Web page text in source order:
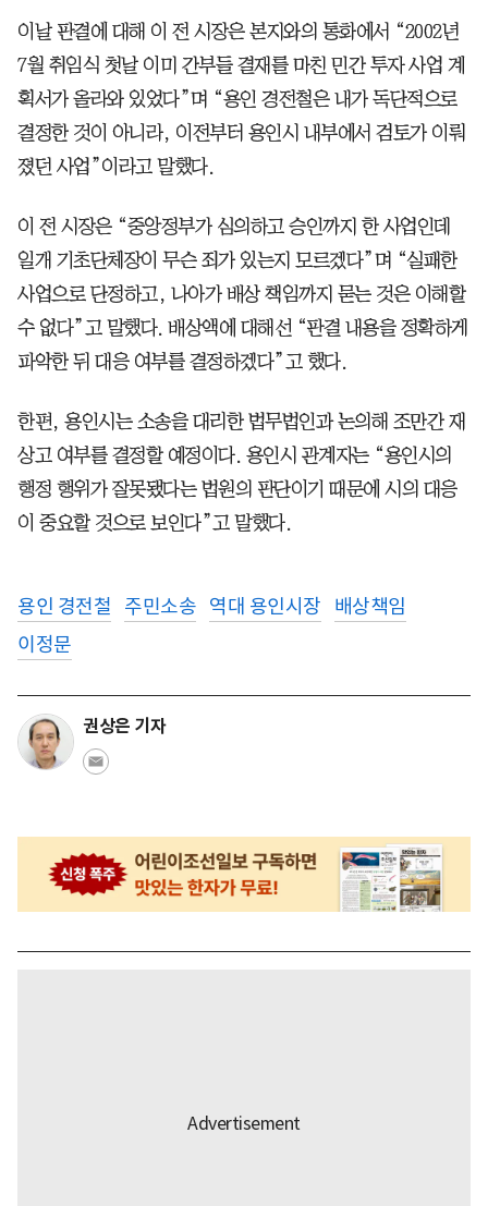
이날 판결에 대해 이 전 시장은 본지와의 통화에서 “2002년
7월 취임식 첫날 이미 간부들 결재를 마친 민간 투자 사업 계
획서가 올라와 있었다”며 “용인 경전철은 내가 독단적으로
결정한 것이 아니라, 이전부터 용인시 내부에서 검토가 이뤄
졌던 사업”이라고 말했다.
이 전 시장은 “중앙정부가 심의하고 승인까지 한 사업인데
일개 기초단체장이 무슨 죄가 있는지 모르겠다”며 “실패한
사업으로 단정하고, 나아가 배상 책임까지 묻는 것은 이해할
수 없다”고 말했다. 배상액에 대해선 “판결 내용을 정확하게
파악한 뒤 대응 여부를 결정하겠다”고 했다.
한편, 용인시는 소송을 대리한 법무법인과 논의해 조만간 재
상고 여부를 결정할 예정이다. 용인시 관계자는 “용인시의
행정 행위가 잘못됐다는 법원의 판단이기 때문에 시의 대응
이 중요할 것으로 보인다”고 말했다.
용인 경전철 주민소송 역대 용인시장
배상책임
이정문
권상은 기자